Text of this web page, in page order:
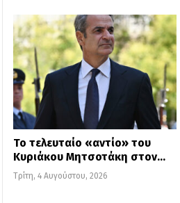
Το τελευταίο «αντίο» του
Κυριάκου Μητσοτάκη στον…
Τρίτη, 4 Αυγούστου, 2026